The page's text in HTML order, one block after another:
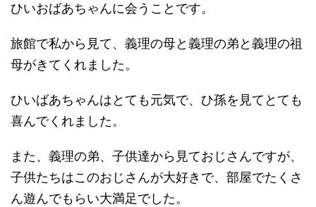
ひいおばあちゃんに会うことです。
旅館で私から見て、義理の母と義理の弟と義理の祖
母がきてくれました。
ひいばあちゃんはとても元気で、ひ孫を見てとても
喜んでくれました。
また、義理の弟、子供達から見ておじさんですが、
子供たちはこのおじさんが大好きで、部屋でたくさ
ん遊んでもらい大満足でした。